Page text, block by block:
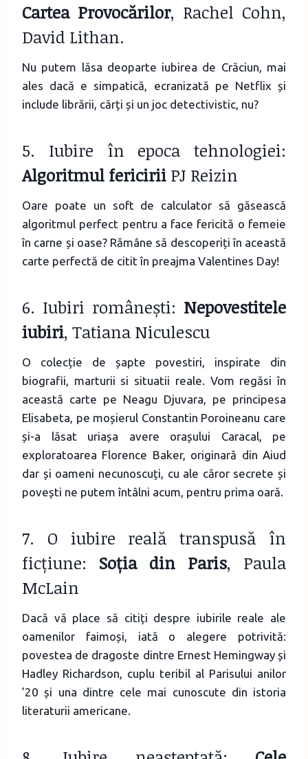
Cartea Provocărilor, Rachel Cohn,
David Lithan.
Nu putem lăsa deoparte iubirea de Crăciun, mai
ales dacă e simpatică, ecranizată pe Netflix și
include librării, cărți și un joc detectivistic, nu?
5. Iubire în epoca tehnologiei:
Algoritmul fericirii PJ Reizin
Oare poate un soft de calculator să găsească
algoritmul perfect pentru a face fericită o femeie
în carne și oase? Rămâne să descoperiți în această
carte perfectă de citit în preajma Valentines Day!
6. Iubiri românești: Nepovestitele
iubiri, Tatiana Niculescu
O colecție de șapte povestiri, inspirate din
biografii, marturii si situatii reale. Vom regăsi în
această carte pe Neagu Djuvara, pe principesa
Elisabeta, pe moșierul Constantin Poroineanu care
și-a lăsat uriașa avere orașului Caracal, pe
exploratoarea Florence Baker, originară din Aiud
dar și oameni necunoscuți, cu ale căror secrete și
povești ne putem întâlni acum, pentru prima oară.
7. O iubire reală transpusă în
ficțiune: Soția din Paris, Paula
McLain
Dacă vă place să citiți despre iubirile reale ale
oamenilor faimoși, iată o alegere potrivită:
povestea de dragoste dintre Ernest Hemingway și
Hadley Richardson, cuplu teribil al Parisului anilor
’20 și una dintre cele mai cunoscute din istoria
literaturii americane.